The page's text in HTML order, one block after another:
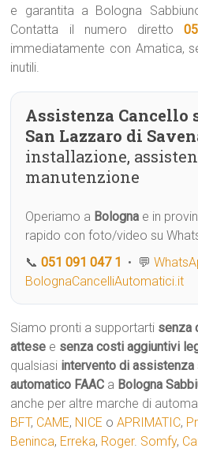
e garantita a Bologna
Contatta il numero diretto
immediatamente con Amatica,
inutili.
Assistenza Cancello
San Lazzaro di
installazione,
manutenzione
Operiamo a Bologna e in
rapido con foto/video su
📞051 091 047 1 • 💬
BolognaCancelliAutomatici.it
Siamo pronti a supportarti senza
attese e senza costi aggiuntivi
qualsiasi intervento di assistenza
automatico FAAC a Bologna
anche per altre marche di
BFT, CAME, NICE oAPRIMATIC,
Beninca, Erreka, Roger. Somfy,